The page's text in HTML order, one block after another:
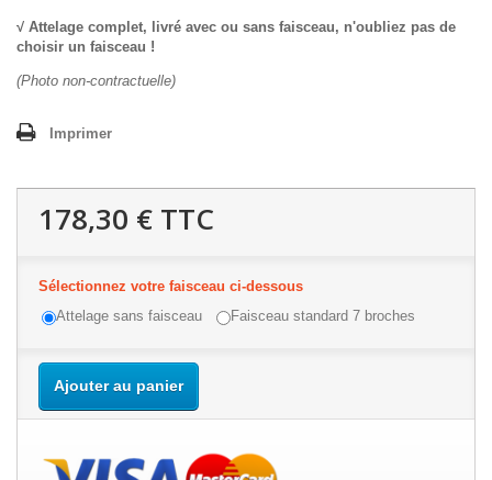
√ Attelage complet, livré avec ou sans faisceau, n'oubliez pas de
choisir un faisceau !
(Photo non-contractuelle)
Imprimer
178,30 € TTC
Sélectionnez votre faisceau ci-dessous
Attelage sans faisceau
Faisceau standard 7 broches
Ajouter au panier